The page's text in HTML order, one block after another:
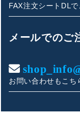
キンショ
こんにちは！
お買い物やお問い
ご
FAX注文シートDLで
メールでのご
お問い合わせもこち